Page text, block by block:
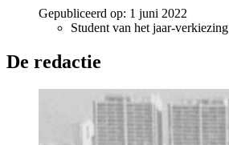
Gepubliceerd op: 1 juni 2022
Student van het jaar-verkiezing
De redactie